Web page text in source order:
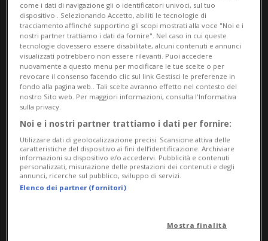
TiPress - foto d'archivio
di Redazione
04 feb 2021 - 16:25
BELLINZONA - L’assemblea online dei Verdi
delle candidate e dei candidati verdi che
come i dati di navigazione gli o identificatori univoci, sul tuo
dispositivo . Selezionando Accetto, abiliti le tecnologie di
tracciamento affinché supportino gli scopi mostrati alla voce "Noi e i
nostri partner trattiamo i dati da fornire". Nel caso in cui queste
tecnologie dovessero essere disabilitate, alcuni contenuti e annunci
visualizzati potrebbero non essere rilevanti. Puoi accedere
nuovamente a questo menu per modificare le tue scelte o per
revocare il consenso facendo clic sul link Gestisci le preferenze in
fondo alla pagina web.. Tali scelte avranno effetto nel contesto del
nostro Sito web. Per maggiori informazioni, consulta l'Informativa
sulla privacy.
Noi e i nostri partner trattiamo i dati per fornire:
Utilizzare dati di geolocalizzazione precisi. Scansione attiva delle
caratteristiche del dispositivo ai fini dell’identificazione. Archiviare
informazioni su dispositivo e/o accedervi. Pubblicità e contenuti
personalizzati, misurazione delle prestazioni dei contenuti e degli
annunci, ricerche sul pubblico, sviluppo di servizi.
Elenco dei partner (fornitori)
Mostra finalità